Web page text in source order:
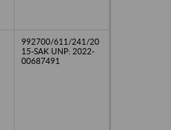
992700/611/241/20
15-SAK UNP: 2022-
00687491